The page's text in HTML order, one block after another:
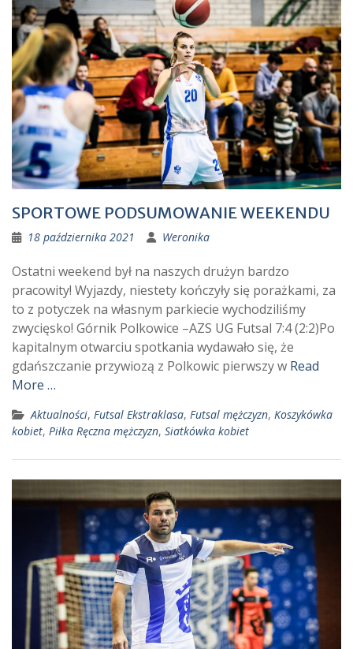
SPORTOWE PODSUMOWANIE WEEKENDU
18 października 2021 Weronika
Ostatni weekend był na naszych drużyn bardzo
pracowity! Wyjazdy, niestety kończyły się porażkami, za
to z potyczek na własnym parkiecie wychodziliśmy
zwycięsko! Górnik Polkowice –AZS UG Futsal 7:4 (2:2)Po
kapitalnym otwarciu spotkania wydawało się, że
gdańszczanie przywiozą z Polkowic pierwszy w Read
More …
Aktualności, Futsal Ekstraklasa, Futsal mężczyzn, Koszykówka
kobiet, Piłka Ręczna mężczyzn, Siatkówka kobiet